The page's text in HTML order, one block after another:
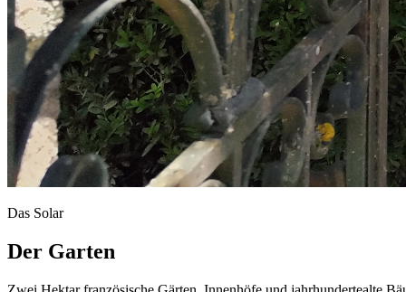
Das Solar
Der Garten